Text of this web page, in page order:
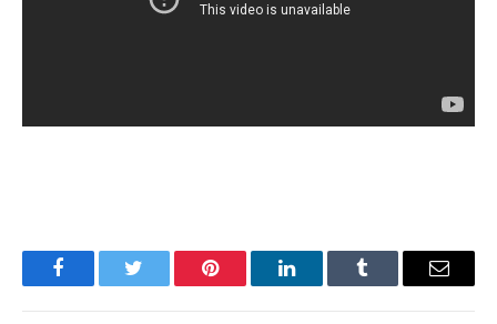
FacebookTwitter Pinterest LinkedInTumblr Имэйл